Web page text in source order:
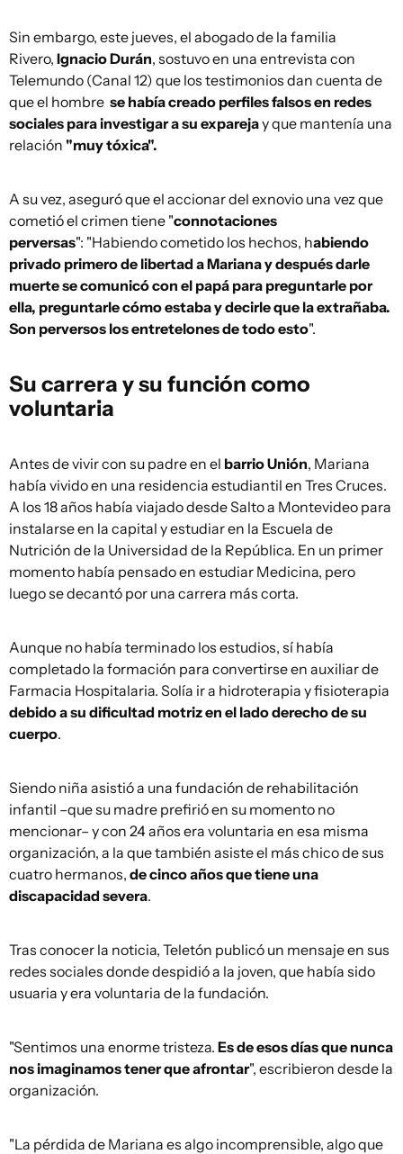
Sin embargo, este jueves, el abogado de la familia
Rivero, Ignacio Durán, sostuvo en una entrevista con
Telemundo (Canal 12) que los testimonios dan cuenta de
que el hombre se había creado perfiles falsos en redes
sociales para investigar a su exparejay que mantenía una
relación "muy tóxica".
A su vez, aseguró que el accionar del exnovio una vez que
cometió el crimen tiene "connotaciones
perversas": "Habiendo cometido los hechos, habiendo
privado primero de libertad a Mariana y después darle
muerte se comunicó con el papá para preguntarle por
ella, preguntarle cómo estaba y decirle que la extrañaba.
Son perversos los entretelones de todo esto".
Su carrera y su función como
voluntaria
Antes de vivir con su padre en el barrio Unión, Mariana
había vivido en una residencia estudiantil en Tres Cruces.
A los 18 años había viajado desde Salto a Montevideo para
instalarse en la capital y estudiar en la Escuela de
Nutrición de la Universidad de la República. En un primer
momento había pensado en estudiar Medicina, pero
luego se decantó por una carrera más corta.
Aunque no había terminado los estudios, sí había
completado la formación para convertirse en auxiliar de
Farmacia Hospitalaria. Solía ir a hidroterapia y fisioterapia
debido a su dificultad motriz en el lado derecho de su
cuerpo.
Siendo niña asistió a una fundación de rehabilitación
infantil –que su madre prefirió en su momento no
mencionar– y con 24 años era voluntaria en esa misma
organización, a la que también asiste el más chico de sus
cuatro hermanos, de cinco años que tiene una
discapacidad severa.
Tras conocer la noticia, Teletón publicó un mensaje en sus
redes sociales donde despidió a la joven, que había sido
usuaria y era voluntaria de la fundación.
"Sentimos una enorme tristeza. Es de esos días que nunca
nos imaginamos tener que afrontar", escribieron desde la
organización.
"La pérdida de Mariana es algo incomprensible, algo que